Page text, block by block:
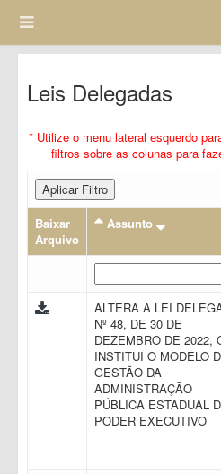
Leis Delegadas
* Utilize o menu lateral esquerdo
filtros sobre as colunas para
Aplicar Filtro
Baixar
Arquivo
Assunto
ALTERA A LEI
Nº 48, DE 30 DE
DEZEMBRO DE 2022,
INSTITUI O MODELO
GESTÃO DA
ADMINISTRAÇÃO
PÚBLICA ESTADUAL
PODER EXECUTIVO